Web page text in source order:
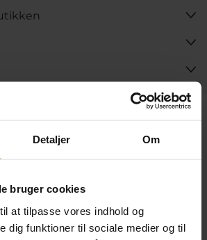
Detaljer Om
bruger cookies
at tilpasse vores indhold og
dig funktioner til sociale medier og til
E-Handel